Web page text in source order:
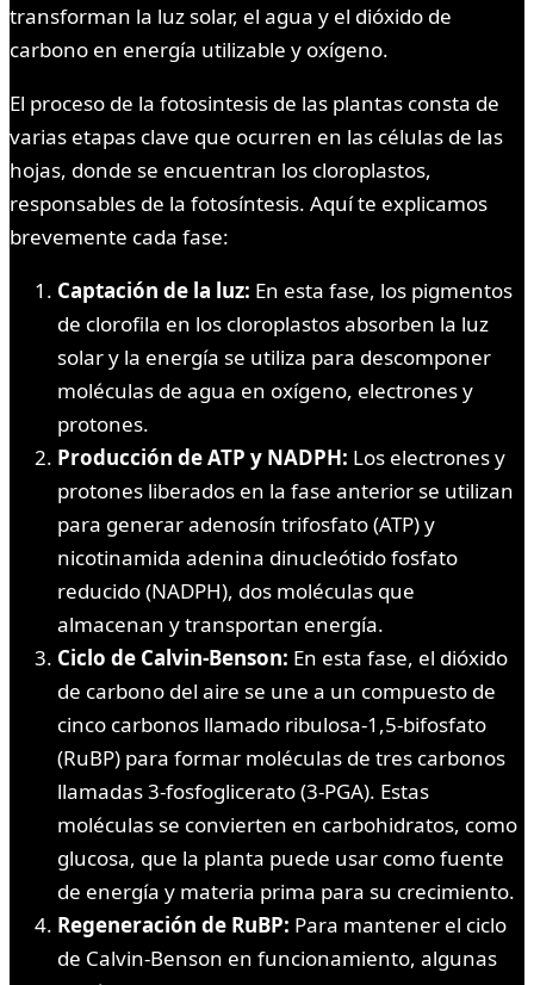
transforman la luz solar, el agua y el dióxido de
carbono en energía utilizable y oxígeno.
El proceso de la fotosintesis de las plantas consta de
varias etapas clave que ocurren en las células de las
hojas, donde se encuentran los cloroplastos,
responsables de la fotosíntesis. Aquí te explicamos
brevemente cada fase:
Captación de la luz: En esta fase, los pigmentos
de clorofila en los cloroplastos absorben la luz
solar y la energía se utiliza para descomponer
moléculas de agua en oxígeno, electrones y
protones.
Producción de ATP y NADPH: Los electrones y
protones liberados en la fase anterior se utilizan
para generar adenosín trifosfato (ATP) y
nicotinamida adenina dinucleótido fosfato
reducido (NADPH), dos moléculas que
almacenan y transportan energía.
Ciclo de Calvin-Benson: En esta fase, el dióxido
de carbono del aire se une a un compuesto de
cinco carbonos llamado ribulosa-1,5-bifosfato
(RuBP) para formar moléculas de tres carbonos
llamadas 3-fosfoglicerato (3-PGA). Estas
moléculas se convierten en carbohidratos, como
glucosa, que la planta puede usar como fuente
de energía y materia prima para su crecimiento.
Regeneración de RuBP: Para mantener el ciclo
de Calvin-Benson en funcionamiento, algunas